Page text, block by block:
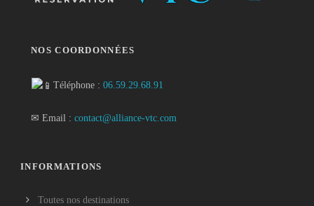
NOS COORDONNÉES
Téléphone : 06.59.29.68.91
✉ Email : contact@alliance-vtc.com
INFORMATIONS
Toutes nos destinations